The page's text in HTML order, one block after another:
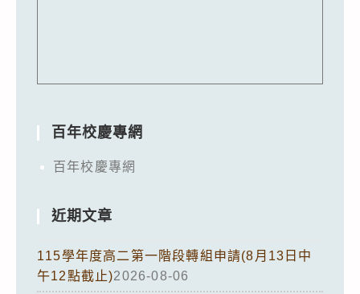
百年校慶專網
百年校慶專網
近期文章
115學年度高二第一階段轉組申請(8月13日中
午12點截止)2026-08-06